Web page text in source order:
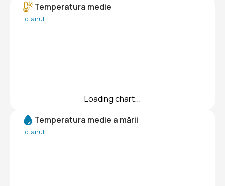
Temperatura medie
Tot anul
Loading chart...
Temperatura medie a mării
Tot anul